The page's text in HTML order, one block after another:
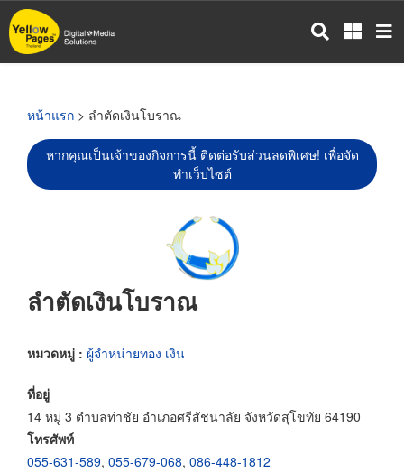
ข้าม
ไป
หน้าแรก > ลำตัดเงินโบราณ
หากคุณเป็นเจ้าของกิจการนี้ ติดต่อรับส่วนลดพิเศษ! เพื่อจัด
ทำเว็บไซต์
ลำตัดเงินโบราณ
หมวดหมู่ : ผู้จำหน่ายทอง เงิน
ที่อยู่
14 หมู่ 3 ตำบลท่าชัย อำเภอศรีสัชนาลัย จังหวัดสุโขทัย 64190
โทรศัพท์
055-631-589, 055-679-068, 086-448-1812